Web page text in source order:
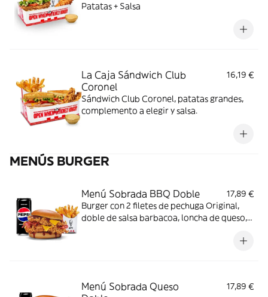
Patatas + Salsa
La Caja Sándwich Club
Coronel
16,19 €
Sándwich Club Coronel, patatas grandes,
complemento a elegir y salsa.
MENÚS BURGER
Menú Sobrada BBQ Doble
17,89 €
Burger con 2 filetes de pechuga Original,
doble de salsa barbacoa, loncha de queso,
Menú Sobrada Queso
17,89 €